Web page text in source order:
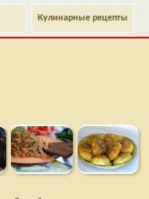
Кулинарные рецепты